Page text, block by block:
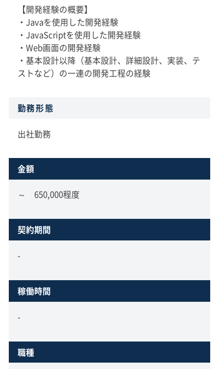
【開発経験の概要】
・Javaを使用した開発経験
・JavaScriptを使用した開発経験
・Web画面の開発経験
・基本設計以降（基本設計、詳細設計、実装、テ
ストなど）の一連の開発工程の経験
勤務形態
出社勤務
金額
～ 650,000程度
契約期間
-
稼働時間
-
職種